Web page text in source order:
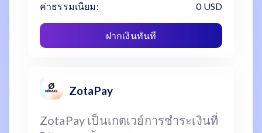
ค่าธรรมเนียม: 0 USD
ฝากเงินทันที
ZotaPay
ZotaPay เป็นเกตเวย์การชำระเงินที่